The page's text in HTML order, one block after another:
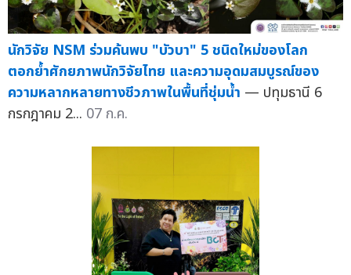
นักวิจัย NSM ร่วมค้นพบ "บัวบา" 5 ชนิดใหม่ของโลก
ตอกย้ำศักยภาพนักวิจัยไทย และความอุดมสมบูรณ์ของ
ความหลากหลายทางชีวภาพในพื้นที่ชุ่มน้ำ — ปทุมธานี 6
กรกฎาคม 2... 07 ก.ค.